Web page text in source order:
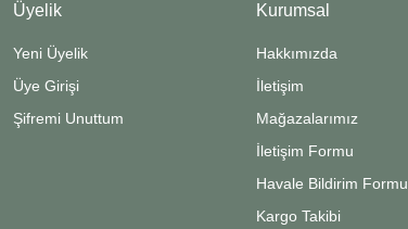
Üyelik
Yeni Üyelik
Üye Girişi
Şifremi Unuttum
Kurumsal
Hakkımızda
İletişim
Mağazalarımız
İletişim Formu
Havale Bildirim Formu
Kargo Takibi